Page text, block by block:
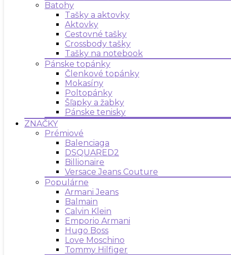
Batohy
Tašky a aktovky
Aktovky
Cestovné tašky
Crossbody tašky
Tašky na notebook
Pánske topánky
Členkové topánky
Mokasíny
Poltopánky
Šľapky a žabky
Pánske tenisky
ZNAČKY
Prémiové
Balenciaga
DSQUARED2
Billionaire
Versace Jeans Couture
Populárne
Armani Jeans
Balmain
Calvin Klein
Emporio Armani
Hugo Boss
Love Moschino
Tommy Hilfiger